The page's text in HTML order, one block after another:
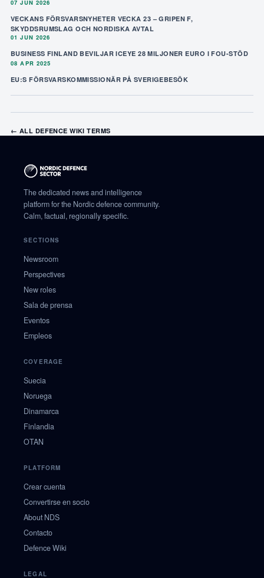
07 JUN 2026
VECKANS FÖRSVARSNYHETER VECKA 23 – GRIPEN F,
SKYDDSRUMSLAG OCH NORDISKA AVTAL
01 JUN 2026
BUSINESS FINLAND BEVILJAR ICEYE 28 MILJONER EURO I FOU-STÖD
08 APR 2025
EU:S FÖRSVARSKOMMISSIONÄR PÅ SVERIGEBESÖK
← ALL DEFENCE WIKI TERMS
The dedicated news and intelligence
platform for the Nordic defence community.
Calm, factual, regionally specific.
SECTIONS
Newsroom
Perspectives
New roles
Sala de prensa
Eventos
Empleos
COVERAGE
Suecia
Noruega
Dinamarca
Finlandia
OTAN
PLATFORM
Crear cuenta
Convertirse en socio
About NDS
Contacto
Defence Wiki
LEGAL